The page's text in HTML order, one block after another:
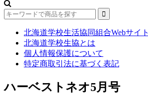
北海道学校生活協同組合Webサイト
北海道学校生協とは
個人情報保護について
特定商取引法に基づく表記
ハーベストネオ5月号